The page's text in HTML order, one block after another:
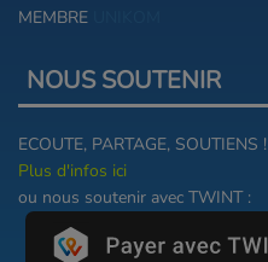
MEMBRE
NOUS SOUTENIR
ECOUTE, PARTAGE, SOUTIENS !
Plus d'infos ici
ou nous soutenir avec TWINT :